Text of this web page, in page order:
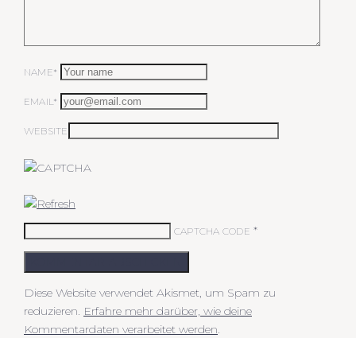
NAME*
EMAIL*
WEBSITE
CAPTCHA CODE *
Diese Website verwendet Akismet, um Spam zu
reduzieren. Erfahre mehr darüber, wie deine
Kommentardaten verarbeitet werden.